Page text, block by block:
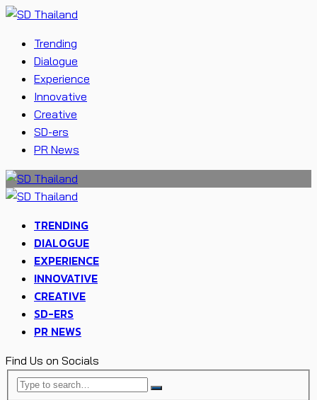
Trending
Dialogue
Experience
Innovative
Creative
SD-ers
PR News
TRENDING
DIALOGUE
EXPERIENCE
INNOVATIVE
CREATIVE
SD-ERS
PR NEWS
Find Us on Socials